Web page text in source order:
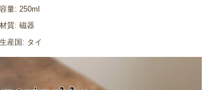
容量: 250ml
材質: 磁器
生産国: タイ